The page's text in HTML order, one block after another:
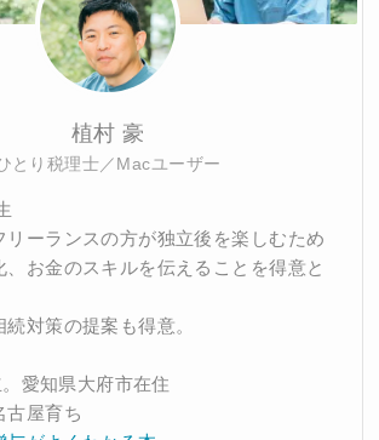
植村 豪
とり税理士／Macユーザー
リーランスの方が独立後を楽しむため
、お金のスキルを伝えることを得意と
対策の提案も得意。
愛知県大府市在住
古屋育ち